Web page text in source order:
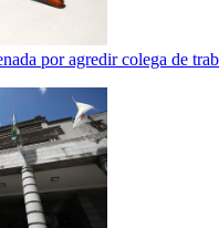
por agredir colega de